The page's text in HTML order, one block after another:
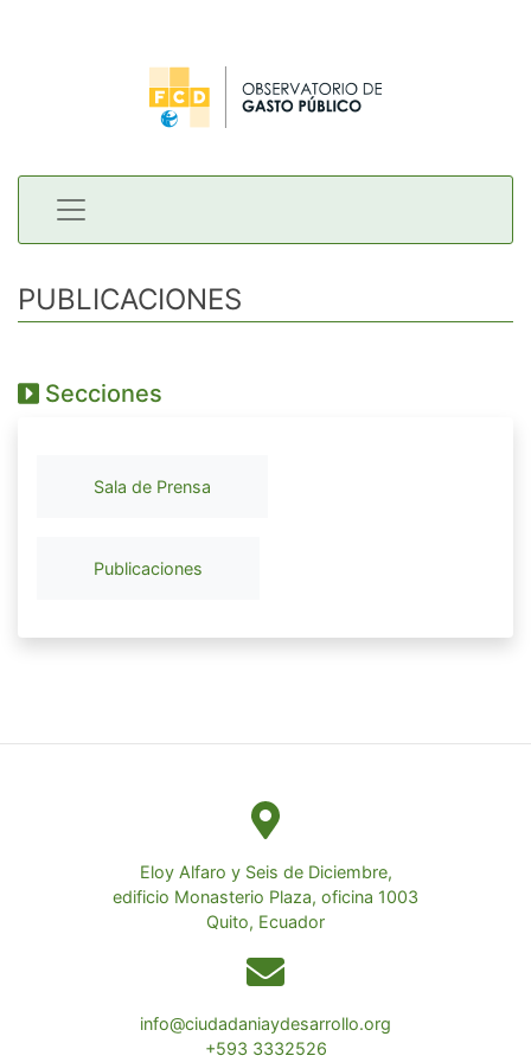
PUBLICACIONES
Secciones
Sala de Prensa
Publicaciones
Eloy Alfaro y Seis de Diciembre,
edificio Monasterio Plaza, oficina 1003
Quito, Ecuador
info@ciudadaniaydesarrollo.org
+593 3332526